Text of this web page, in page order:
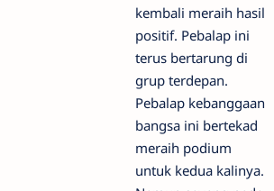
kembali meraih hasil
positif. Pebalap ini
terus bertarung di
grup terdepan.
Pebalap kebanggaan
bangsa ini bertekad
meraih podium
untuk kedua kalinya.